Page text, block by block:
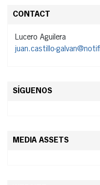
CONTACT
Lucero Aguilera
juan.castillo-
SÍGUENOS
MEDIA ASSETS